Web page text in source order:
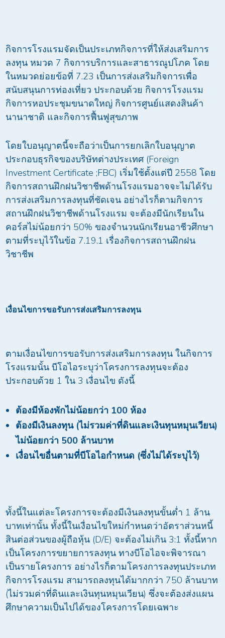
กิจการโรงแรมจัดเป็นประเภทกิจการที่ให้ส่งเสริมการ
ลงทุน หมวด 7 กิจการบริการและสาธารณูปโภค โดย
ในหมวดย่อยข้อที่ 7.23 เป็นการส่งเสริมกิจการเพื่อ
สนับสนุนการท่องเที่ยว ประกอบด้วย กิจการโรงแรม
กิจการหอประชุมขนาดใหญ่ กิจการศูนย์แสดงสินค้า
นานาชาติ และกิจการฟื้นฟูสุขภาพ
โดยใบอนุญาตนี้จะถือว่าเป็นการยกเลิกใบอนุญาต
ประกอบธุรกิจของบริษัทต่างประเทศ (Foreign
Investment Certificate ;FBC) เริ่มใช้ตั้งแต่ปี 2558 โดย
กิจการสถานฝึกฝนวิชาชีพด้านโรงแรมอาจจะไม่ได้รับ
การส่งเสริมการลงทุนที่ชัดเจน อย่างไรก็ตามกิจการ
สถานฝึกฝนวิชาชีพด้านโรงแรม จะต้องมีนักเรียนใน
คอร์สไม่น้อยกว่า 50% ของจำนวนนักเรียนอาชีวศึกษา
ตามที่ระบุไว้ในข้อ 7.19.1 เรื่องกิจการสถานฝึกฝน
วิชาชีพ
เงื่อนไขการขอรับการส่งเสริมการลงทุน
ตามเงื่อนไขการขอรับการส่งเสริมการลงทุน ในกิจการ
โรงแรมนั้น บีโอไอระบุว่าโครงการลงทุนจะต้อง
ประกอบด้วย 1 ใน 3 เงื่อนไข ดังนี้
ต้องมีห้องพักไม่น้อยกว่า 100 ห้อง
ต้องมีเงินลงทุน (ไม่รวมค่าที่ดินและเงินทุนหมุนเวียน)
ไม่น้อยกว่า 500 ล้านบาท
เงื่อนไขอื่นตามที่บีโอไอกำหนด (ซึ่งไม่ได้ระบุไว้)
ทั้งนี้ในแต่ละโครงการจะต้องมีเงินลงทุนขั้นต่ำ 1 ล้าน
บาทเท่านั้น ทั้งนี้ในเงื่อนไขใหม่กำหนดว่าอัตราส่วนหนี้
สินต่อส่วนของผู้ถือหุ้น (D/E) จะต้องไม่เกิน 3:1 ทั้งนี้หาก
เป็นโครงการขยายการลงทุน ทางบีโอไอจะพิจารณา
เป็นรายโครงการ อย่างไรก็ตามโครงการลงทุนประเภท
กิจการโรงแรม สามารถลงทุนได้มากกว่า 750 ล้านบาท
(ไม่รวมค่าที่ดินและเงินทุนหมุนเวียน) ซึ่งจะต้องส่งแผน
ศึกษาความเป็นไปได้ของโครงการโดยเฉพาะ